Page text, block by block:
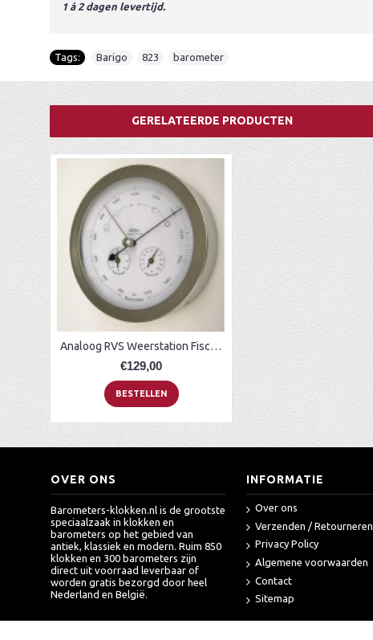
1 á 2 dagen levertijd.
Tags: Barigo 823 barometer
GERELATEERDE PRODUCTEN
Analoog RVS Weerstation Fischer 1602-01
€129,00
BESTELLEN
OVER ONS
Barometers-klokken.nl is de grootste
speciaalzaak in klokken en
barometers op het gebied van
antiek, klassiek en modern. Ruim 850
klokken en 300 barometers zijn
direct uit voorraad leverbaar of
worden gratis bezorgd door heel
Nederland en België.
INFORMATIE
Over ons
Verzenden / Retourneren
Privacy Policy
Algemene voorwaarden
Contact
Sitemap